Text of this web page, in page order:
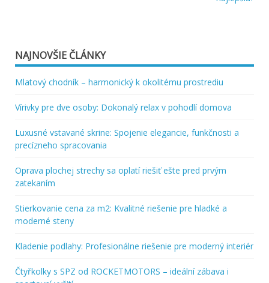
NAJNOVŠIE ČLÁNKY
Mlatový chodník – harmonický k okolitému prostrediu
Vírivky pre dve osoby: Dokonalý relax v pohodlí domova
Luxusné vstavané skrine: Spojenie elegancie, funkčnosti a
precízneho spracovania
Oprava plochej strechy sa oplatí riešiť ešte pred prvým
zatekaním
Stierkovanie cena za m2: Kvalitné riešenie pre hladké a
moderné steny
Kladenie podlahy: Profesionálne riešenie pre moderný interiér
Čtyřkolky s SPZ od ROCKETMOTORS – ideální zábava i